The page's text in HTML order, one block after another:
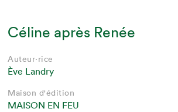
Céline après Renée
Auteur·rice
Ève Landry
Maison d'édition
MAISON EN FEU